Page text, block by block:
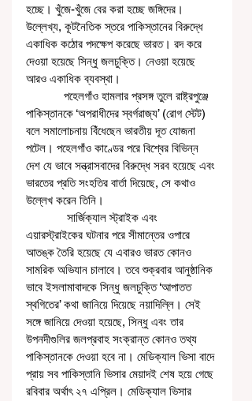
হচ্ছে। খুঁজে-খুঁজে বের করা হচ্ছে জঙ্গিদের।
উল্লেখ্য, কূটনৈতিক স্তরে পাকিস্তানের বিরুদ্ধে
একাধিক কঠোর পদক্ষেপ করেছে ভারত। রদ করে
দেওয়া হয়েছে সিন্ধু জলচুক্তি। নেওয়া হয়েছে
আরও একাধিক ব্যবস্থা।
পাকিস্তানকে ‘অপরাধীদের স্বর্গরাজ্য’ (রোগ স্টেট)
বলে সমালোচনায় বিঁধেছেন ভারতীয় দূত যোজনা
পটেল। পহেলগাঁও কাণ্ডের পরে বিশ্বের বিভিন্ন
দেশ যে ভাবে সন্ত্রাসবাদের বিরুদ্ধে সরব হয়েছে এবং
ভারতের প্রতি সংহতির বার্তা দিয়েছে, সে কথাও
উল্লেখ করেন তিনি।
এয়ারস্ট্রাইকের ঘটনার পরে সীমান্তের ওপারে
আতঙ্ক তৈরি হয়েছে যে এবারও ভারত কোনও
সামরিক অভিযান চালাবে। তবে শুক্রবার আনুষ্ঠানিক
ভাবে ইসলামাবাদকে সিন্ধু জলচুক্তি ‘আপাতত
স্থগিতের’ কথা জানিয়ে দিয়েছে নয়াদিল্লি। সেই
সঙ্গে জানিয়ে দেওয়া হয়েছে, সিন্ধু এবং তার
উপনদীগুলির জলপ্রবাহ সংক্রান্ত কোনও তথ্য
পাকিস্তানকে দেওয়া হবে না। মেডিক্যাল ভিসা বাদে
প্রায় সব পাকিস্তানি ভিসার মেয়াদই শেষ হয়ে গেছে
রবিবার অর্থাৎ ২৭ এপ্রিল। মেডিক্যাল ভিসার